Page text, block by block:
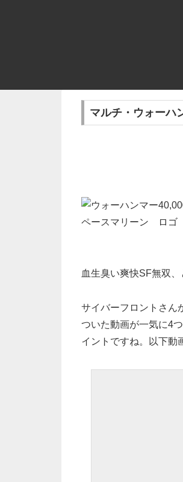
マルチ・ウォーハ
血生臭い爽快SF無双
サイバーフロントさん
ついた動画が一気に4
イントですね。以下動